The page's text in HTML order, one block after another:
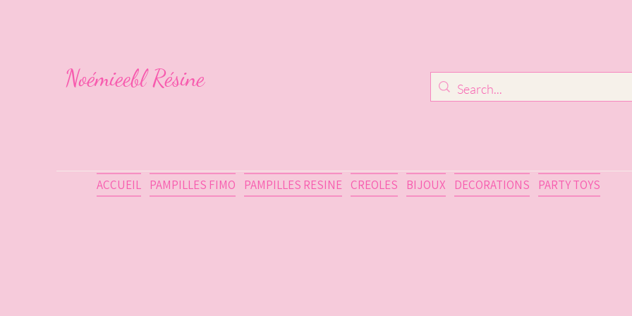
Noémieebl Résine
ACCUEIL PAMPILLES FIMO PAMPILLES RESINE CREOLES BIJOUX DECORATIONS PARTY TOYS